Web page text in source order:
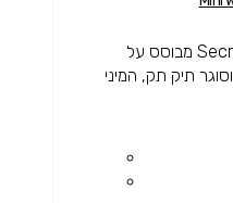
ארנק המיני וואלט של חברת Secrid מבוסס על
תיק תק, המיני